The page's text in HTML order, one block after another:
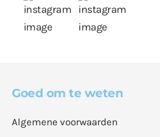
Goed om te weten
Algemene voorwaarden